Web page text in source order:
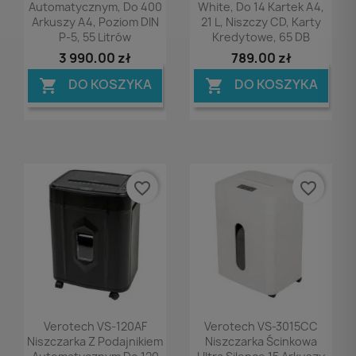
Automatycznym, Do 400
Arkuszy A4, Poziom DIN
P-5, 55 Litrów
3 990,00 zł
 DO KOSZYKA
White, Do 14 Kartek A4,
21 L, Niszczy CD, Karty
Kredytowe, 65 DB
789,00 zł
 DO KOSZYKA
Podgląd
Verotech VS-120AF
Niszczarka Z Podajnikiem
favorite_border
Podgląd
Verotech VS-3015CC
Niszczarka Ścinkowa
favorite_border